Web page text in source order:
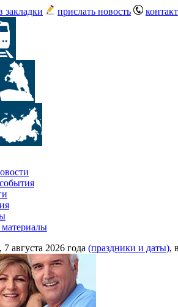
закладки прислать новость
августа 2026 года (праздники и даты),